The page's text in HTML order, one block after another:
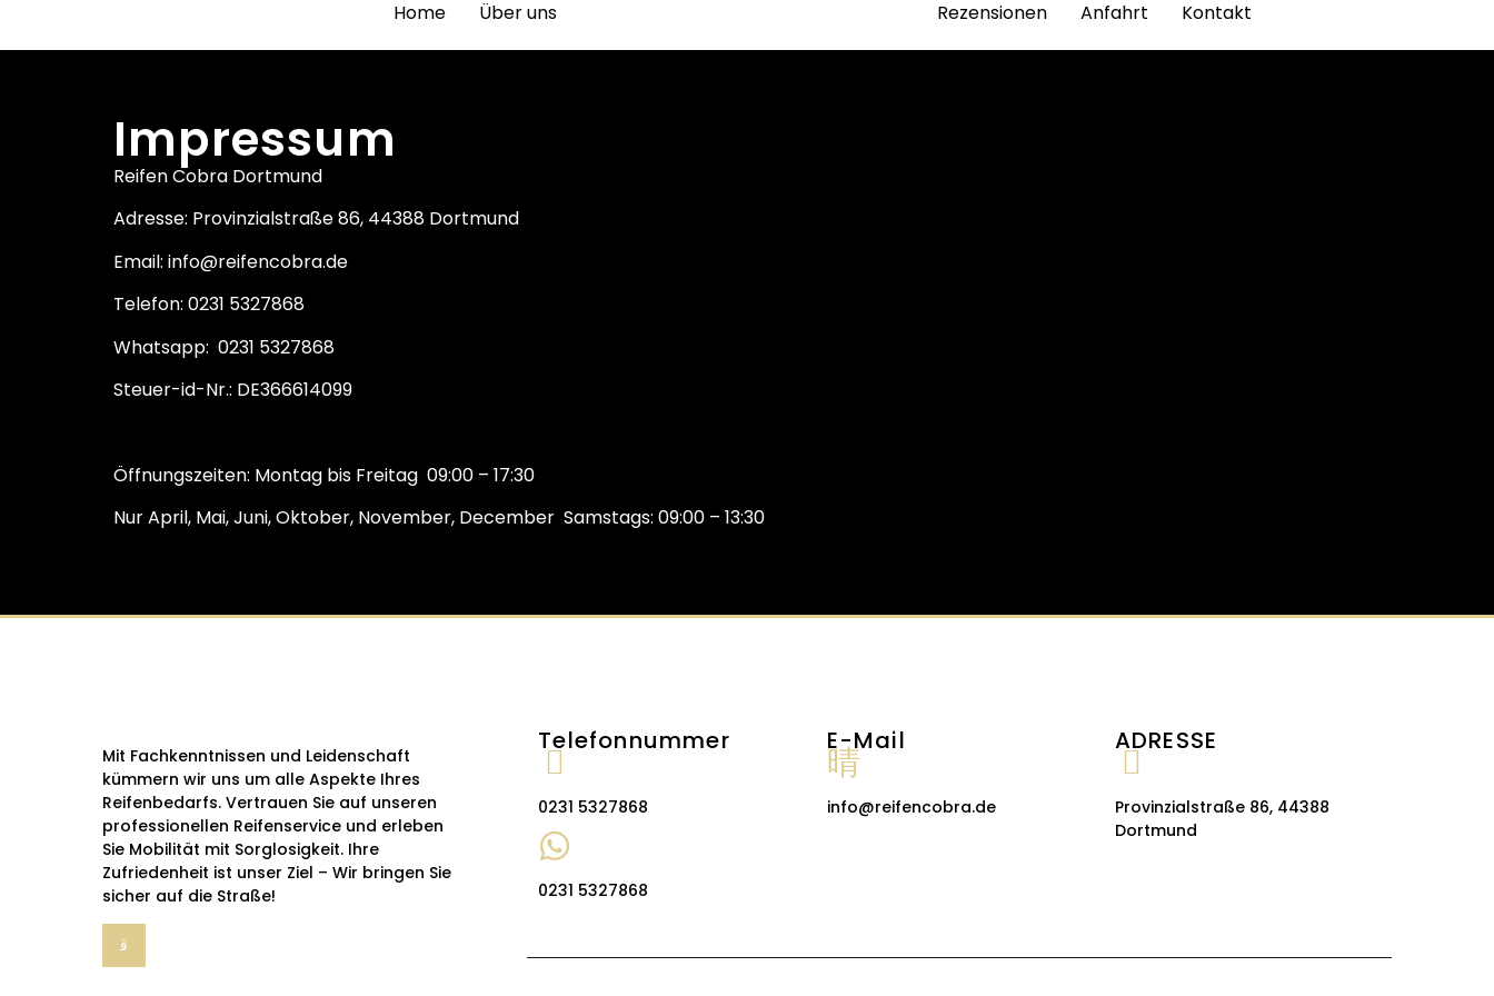
Home Über uns Rezensionen Anfahrt Kontakt
Impressum
Reifen Cobra Dortmund
Adresse: Provinzialstraße 86, 44388 Dortmund
Email: info@reifencobra.de
Telefon: 0231 5327868
Whatsapp: 0231 5327868
Steuer-id-Nr.: DE366614099
Öffnungszeiten: Montag bis Freitag 09:00 – 17:30
Nur April, Mai, Juni, Oktober, November, December Samstags: 09:00 – 13:30
Mit Fachkenntnissen und Leidenschaft
kümmern wir uns um alle Aspekte Ihres
Reifenbedarfs. Vertrauen Sie auf unseren
professionellen Reifenservice und erleben
Sie Mobilität mit Sorglosigkeit. Ihre
Zufriedenheit ist unser Ziel – Wir bringen Sie
sicher auf die Straße!
Telefonnummer
0231 5327868
0231 5327868
E-Mail
info@reifencobra.de
ADRESSE
Provinzialstraße 86, 44388
Dortmund